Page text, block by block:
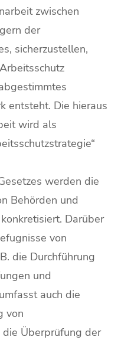
zwischen
der
sicherzustellen,
entsteht. Die hieraus
wird als
werden die
Behörden und
Darüber
von
die Durchführung
und
auch die
von
Überprüfung der